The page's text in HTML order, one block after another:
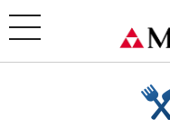
toggle
navigation